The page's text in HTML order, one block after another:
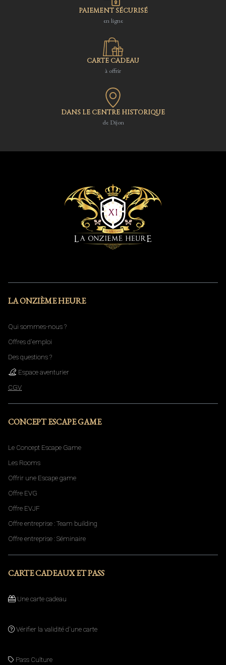
PAIEMENT SÉCURISÉ
en ligne
CARTE CADEAU
à offrir
DANS LE CENTRE HISTORIQUE
de Dijon
LA ONZIÈME HEURE
Qui sommes-nous ?
Offres d'emploi
Des questions ?
Espace aventurier
CGV
CONCEPT ESCAPE GAME
Le Concept Escape Game
Les Rooms
Offrir une Escape game
Offre EVG
Offre EVJF
Offre entreprise : Team building
Offre entreprise : Séminaire
CARTE CADEAUX ET PASS
Une carte cadeau
Vérifier la validité d'une carte
Pass Culture